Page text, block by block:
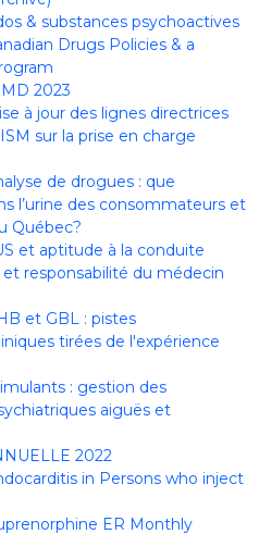
& substances psychoactives
Drugs Policies & a
2023
à jour des lignes directrices
sur la prise en charge
de drogues : que
l’urine des consommateurs et
Québec?
et aptitude à la conduite
responsabilité du médecin
et GBL : pistes
tirées de l'expérience
: gestion des
aiguës et
2022
in Persons who inject
ER Monthly